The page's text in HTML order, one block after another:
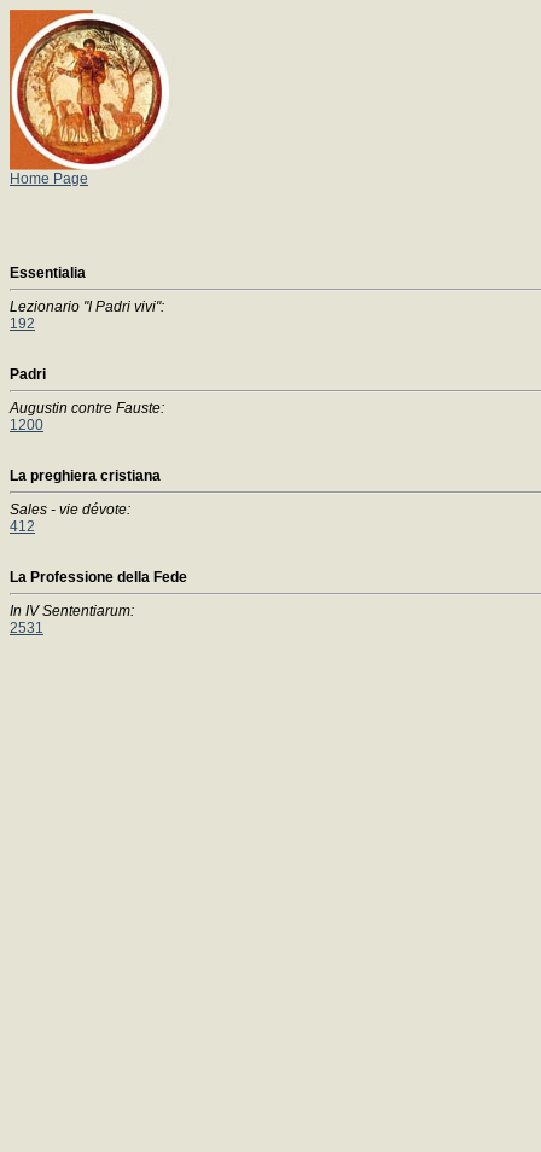
Home Page
Essentialia
Lezionario "I Padri vivi":
192
Padri
Augustin contre Fauste:
1200
La preghiera cristiana
Sales - vie dévote:
412
La Professione della Fede
In IV Sententiarum:
2531